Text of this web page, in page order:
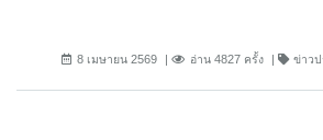
8 เมษายน 2569 อ่าน 4827 ครั้ง ข่าว